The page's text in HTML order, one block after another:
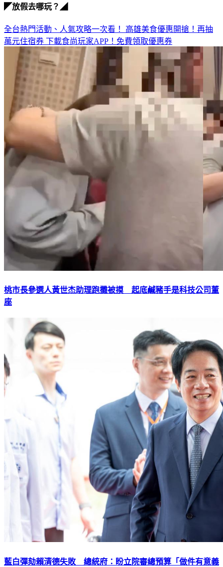
◤放假去哪玩？◢
全台熱門活動、人氣攻略一次看！ 高雄美食優惠開搶！再抽
萬元住宿券 下載食尚玩家APP！免費領取優惠券
桃市長參選人黃世杰助理跑攤被摸 起底鹹豬手是科技公司董
座
藍白彈劾賴清德失敗 總統府：盼立院審總預算「做件有意義